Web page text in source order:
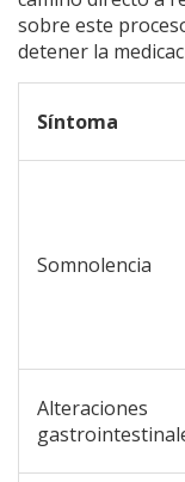
sobre este
detener la
Síntoma
Somnolencia
Alteraciones